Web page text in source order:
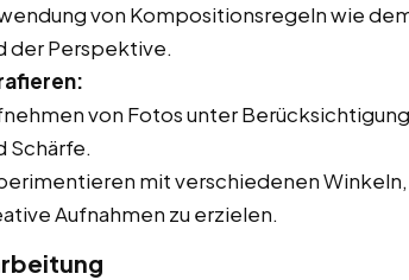
von Kompositionsregeln wie
der Perspektive.
von Fotos unter
Schärfe.
mit verschiedenen
Aufnahmen zu erzielen.